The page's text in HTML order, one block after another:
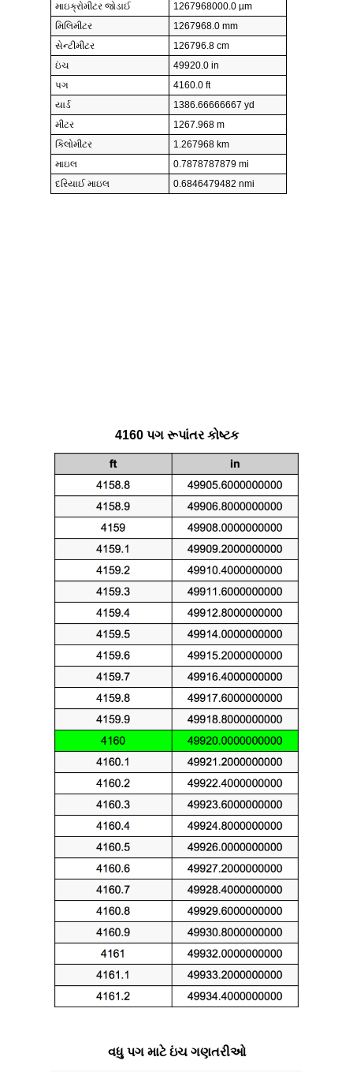
માઇક્રોમીટર જોડાઈ
1267968000.0 µm
મિલિમીટર
1267968.0 mm
સેન્ટીમીટર
126796.8 cm
ઇંચ
49920.0 in
પગ
4160.0 ft
યાર્ડ
1386.66666667 yd
મીટર
1267.968 m
કિલોમીટર
1.267968 km
માઇલ
0.7878787879 mi
દરિયાઈ માઇલ
0.6846479482 nmi
4160 પગ રૂપાંતર કોષ્ટક
વધુ પગ માટે ઇંચ ગણતરીઓ